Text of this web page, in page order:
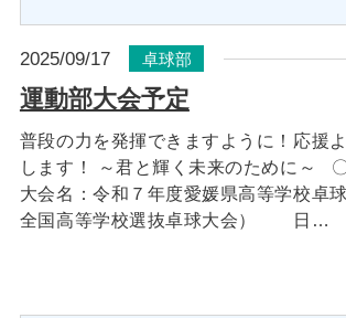
2025/09/17 卓球部
運動部大会予定
普段の力を発揮できますように！応援
します！ ～君と輝く未来のために
大会名：令和７年度愛媛県高等学校卓
全国高等学校選抜卓球大会） 日…